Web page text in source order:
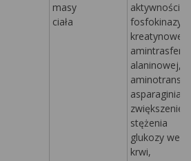
masy
ciała
aktywności
fosfokinazy
kreatynowej,
alaninowej,
zwiększenie
stężenia
glukozy we
krwi,